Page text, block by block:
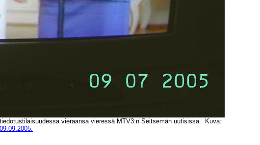
vieraansa vieressä MTV3:n Seitsemän uutisissa. Kuva: